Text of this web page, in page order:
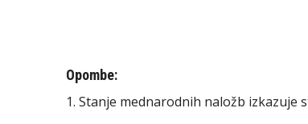
Opombe:
1. Stanje mednarodnih naložb